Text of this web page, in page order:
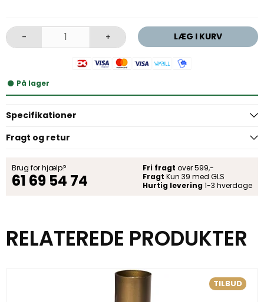
- + LÆG I KURV
På lager
Specifikationer
Fragt og retur
Brug for hjælp?
61 69 54 74
Fri fragt over 599,-
Fragt Kun 39 med GLS
Hurtig levering 1-3 hverdage
RELATEREDE PRODUKTER
TILBUD